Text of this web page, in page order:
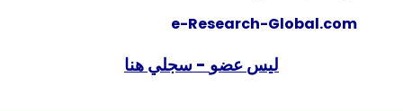
e-Research-Global.com
ليسعضو -سجليهنا